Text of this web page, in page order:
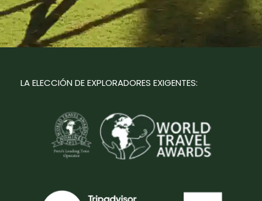
LA ELECCIÓN DE EXPLORADORES EXIGENTES: